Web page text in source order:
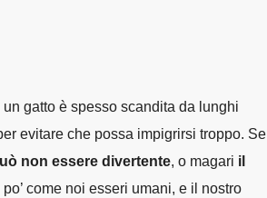
gatto è spesso scandita da lunghi
evitare che possa impigrirsi troppo. Se
non essere divertente, o magari il
come noi esseri umani, e il nostro